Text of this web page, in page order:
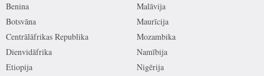
Benina
Botsvāna
Centrālāfrikas Republika
Dienvidāfrika
Etiopija
Malāvija
Maurīcija
Mozambika
Namībija
Nigērija